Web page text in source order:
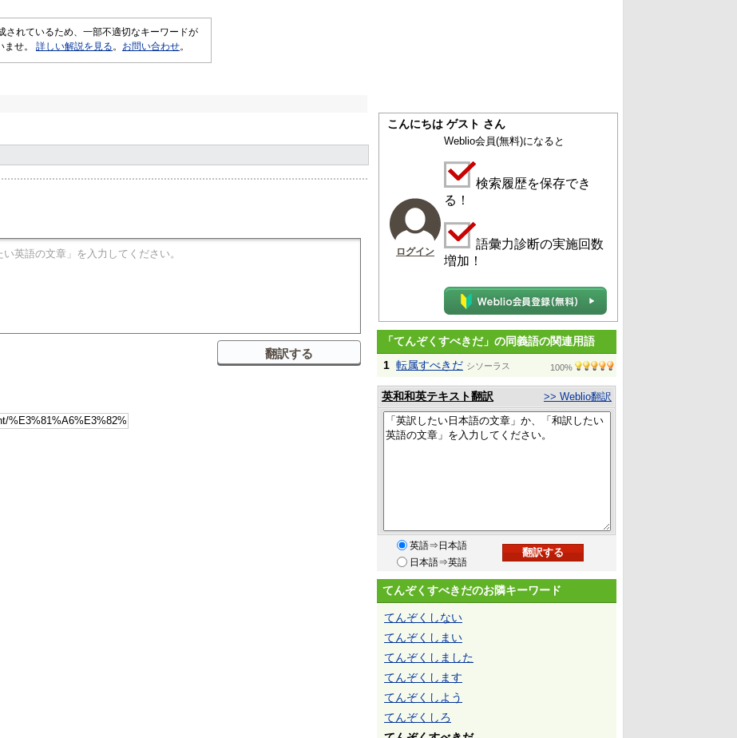
れているため、一部不適切なキーワードが
ませ。 詳しい解説を見る 。 お問い合わせ。
こんにちは ゲスト さん
ログイン
Weblio会員(無料)になると
検索履歴を保存でき
る！
語彙力診断の実施回数
増加！
「てんぞくすべきだ」の同義語の関連用語
1 転属すべきだ シソーラス 100%
英和和英テキスト翻訳 >> Weblio翻訳
英語⇒日本語
日本語⇒英語
てんぞくすべきだのお隣キーワード
てんぞくしない
てんぞくしまい
てんぞくしました
てんぞくします
てんぞくしよう
てんぞくしろ